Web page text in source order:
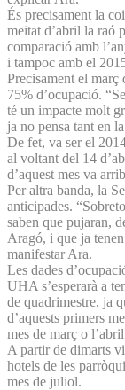
És precisament la
meitat d’abril la raó
comparació amb
i tampoc amb el
Precisament el març
75% d’ocupació.
té un impacte molt
ja no pensa tant en
De fet, va ser el
al voltant del 14
d’aquest mes va
Per altra banda, la
anticipades.
saben que pujaran,
Aragó, i que ja
manifestar Ara.
Les dades
UHA s’esperarà a
de quadrimestre, ja
d’aquests primers
mes de març o
A partir de dimarts
hotels de les
mes de juliol.